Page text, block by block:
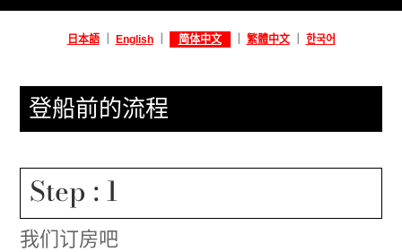
日本語｜ English｜ 简体中文 繁體中文｜ 한국어
登船前的流程
Step : 1
我们订房吧